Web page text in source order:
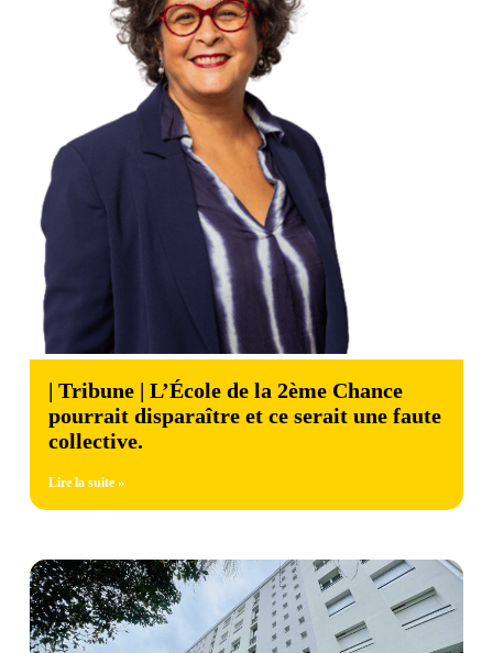
| Tribune | L’École de la 2ème Chance
pourrait disparaître et ce serait une faute
collective.
Lire la suite »